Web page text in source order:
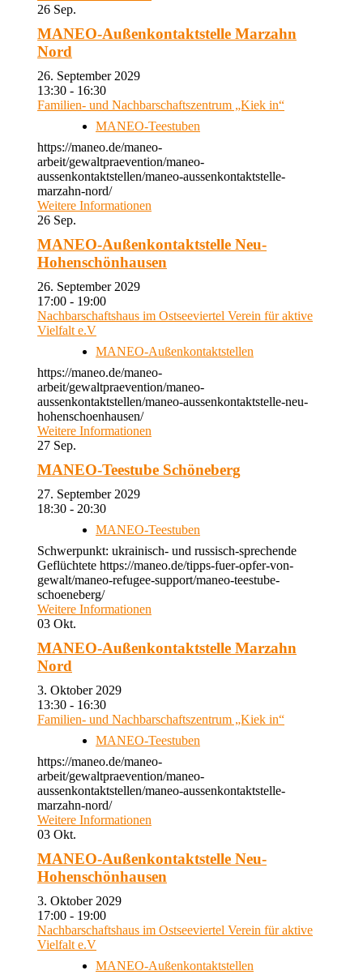
26 Sep.
MANEO-Außenkontaktstelle Marzahn
Nord
26. September 2029
13:30 - 16:30
Familien- und Nachbarschaftszentrum „Kiek in“
MANEO-Teestuben
https://maneo.de/maneo-
arbeit/gewaltpraevention/maneo-
aussenkontaktstellen/maneo-aussenkontaktstelle-
marzahn-nord/
Weitere Informationen
26 Sep.
MANEO-Außenkontaktstelle Neu-
Hohenschönhausen
26. September 2029
17:00 - 19:00
Nachbarschaftshaus im Ostseeviertel Verein für aktive
Vielfalt e.V
MANEO-Außenkontaktstellen
https://maneo.de/maneo-
arbeit/gewaltpraevention/maneo-
aussenkontaktstellen/maneo-aussenkontaktstelle-neu-
hohenschoenhausen/
Weitere Informationen
27 Sep.
MANEO-Teestube Schöneberg
27. September 2029
18:30 - 20:30
MANEO-Teestuben
Schwerpunkt: ukrainisch- und russisch-sprechende
Geflüchtete https://maneo.de/tipps-fuer-opfer-von-
gewalt/maneo-refugee-support/maneo-teestube-
schoeneberg/
Weitere Informationen
03 Okt.
MANEO-Außenkontaktstelle Marzahn
Nord
3. Oktober 2029
13:30 - 16:30
Familien- und Nachbarschaftszentrum „Kiek in“
MANEO-Teestuben
https://maneo.de/maneo-
arbeit/gewaltpraevention/maneo-
aussenkontaktstellen/maneo-aussenkontaktstelle-
marzahn-nord/
Weitere Informationen
03 Okt.
MANEO-Außenkontaktstelle Neu-
Hohenschönhausen
3. Oktober 2029
17:00 - 19:00
Nachbarschaftshaus im Ostseeviertel Verein für aktive
Vielfalt e.V
MANEO-Außenkontaktstellen